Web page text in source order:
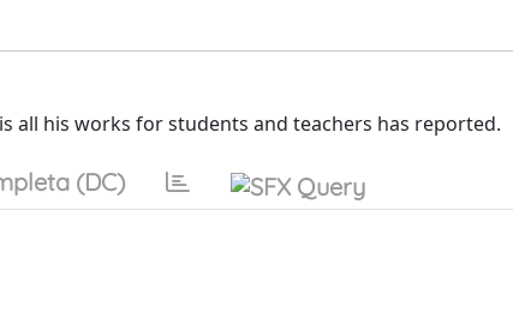
all his works for students and teachers has reported.
(DC)